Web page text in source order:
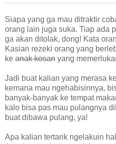
Siapa yang ga mau ditraktir
orang lain juga suka. Tiap ada
ga akan ditolak, dong! Kata
Kasian rezeki orang yang
ke anak kosan yang
Jadi buat kalian yang merasa
kemana mau ngehabisinnya,
banyak-banyak ke tempat
kalo bisa pas mau pulangnya
buat dibawa pulang, ya!
Apa kalian tertarik ngelakuin